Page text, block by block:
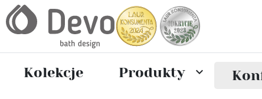
Kolekcje Produkty 